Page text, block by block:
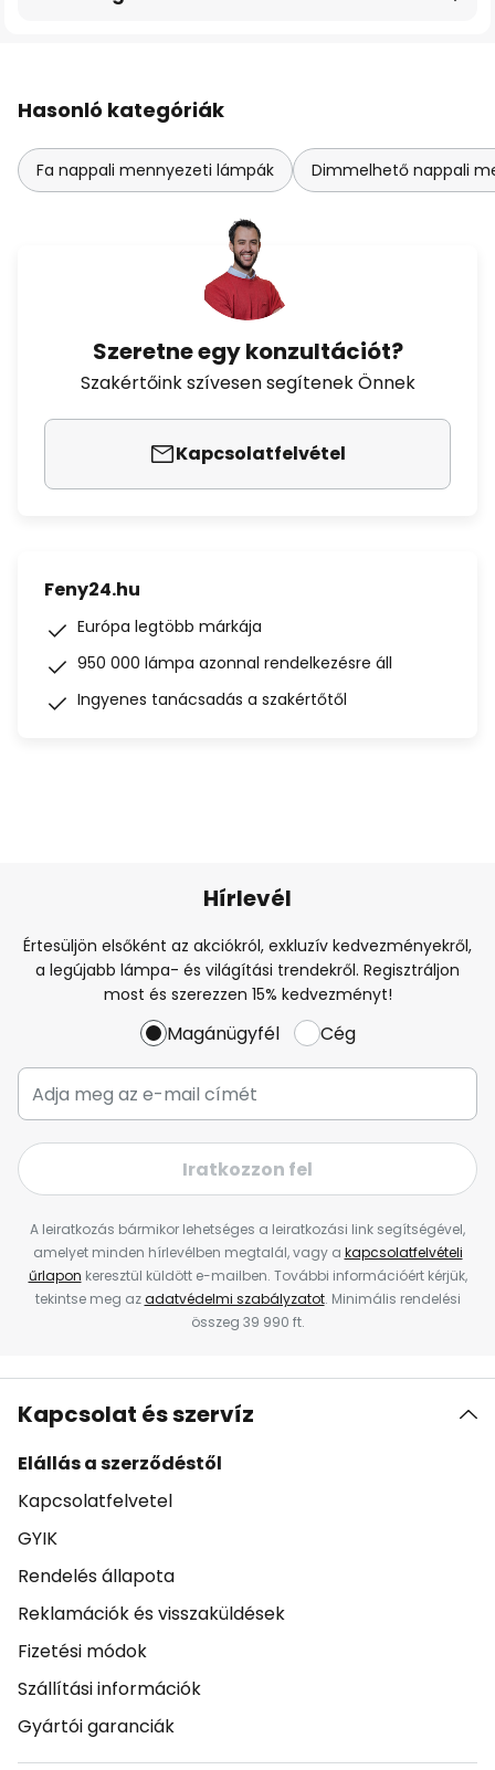
Hasonló kategóriák
Fa nappali mennyezeti lámpák Dimmelhető nappali
Szeretne egy konzultációt?
Szakértőink szívesen segítenek Önnek
Kapcsolatfelvétel
Feny24.hu
Európa legtöbb márkája
950 000 lámpa azonnal rendelkezésre áll
Ingyenes tanácsadás a szakértőtől
Hírlevél
Értesüljön elsőként az akciókról, exkluzív kedvezményekről,
a legújabb lámpa- és világítási trendekről. Regisztráljon
most és szerezzen 15% kedvezményt!
Magánügyfél Cég
Iratkozzon fel
A leiratkozás bármikor lehetséges a leiratkozási link segítségével,
amelyet minden hírlevélben megtalál, vagy a kapcsolatfelvételi
űrlapon keresztül küldött e-mailben. További információért kérjük,
tekintse meg azadatvédelmi szabályzatot. Minimális rendelési
összeg 39 990 ft.
Kapcsolat és szervíz
Elállás a szerződéstől
Kapcsolatfelvetel
GYIK
Rendelés állapota
Reklamációk és visszaküldések
Fizetési módok
Szállítási információk
Gyártói garanciák